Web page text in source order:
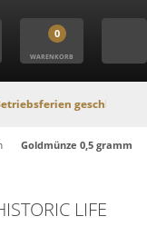
0
WARENKORB
geschlossen. In
Goldmünze 0,5 gramm
LIFE